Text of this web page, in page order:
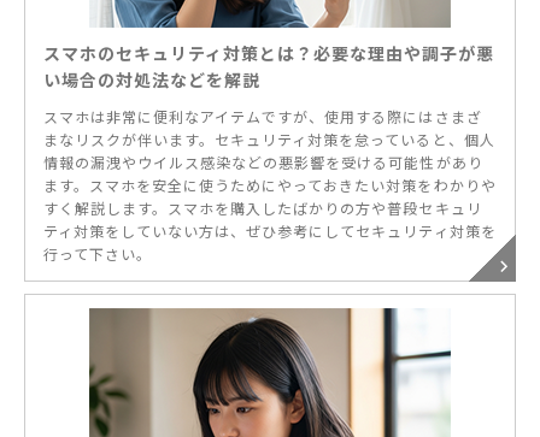
スマホのセキュリティ対策とは？必要な理由や調子が悪
い場合の対処法などを解説
スマホは非常に便利なアイテムですが、使用する際にはさまざ
まなリスクが伴います。セキュリティ対策を怠っていると、個人
情報の漏洩やウイルス感染などの悪影響を受ける可能性があり
ます。スマホを安全に使うためにやっておきたい対策をわかりや
すく解説します。スマホを購入したばかりの方や普段セキュリ
ティ対策をしていない方は、ぜひ参考にしてセキュリティ対策を
行って下さい。